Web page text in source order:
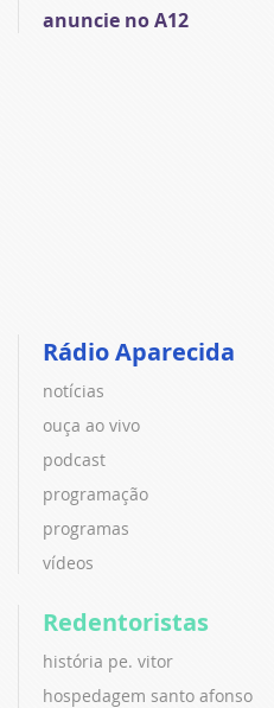
anuncie no A12
Rádio Aparecida
notícias
ouça ao vivo
podcast
programação
programas
vídeos
Redentoristas
história pe. vitor
hospedagem santo afonso